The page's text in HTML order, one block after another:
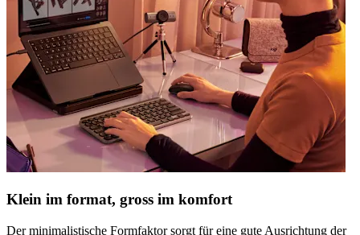
Klein im format, gross im komfort
Der minimalistische Formfaktor sorgt für eine gute Ausrichtung der